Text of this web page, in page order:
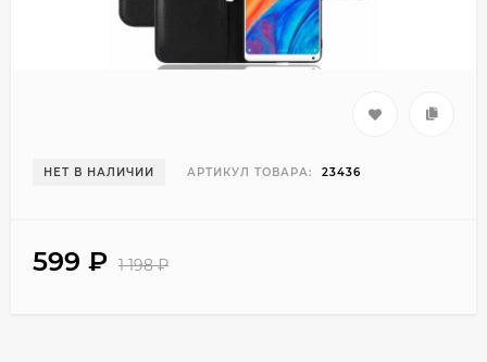
НЕТ В НАЛИЧИИ АРТИКУЛ ТОВАРА: 23436
599 ₽ 1 198₽